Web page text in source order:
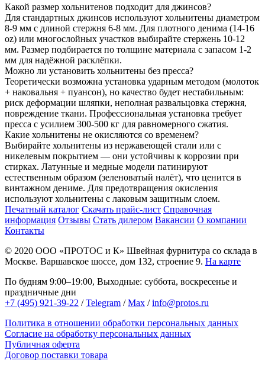
Какой размер хольнитенов подходит для джинсов?
Для стандартных джинсов используют хольнитены диаметром
8-9 мм с длиной стержня 6-8 мм. Для плотного денима (14-16
oz) или многослойных участков выбирайте стержень 10-12
мм. Размер подбирается по толщине материала с запасом 1-2
мм для надёжной расклёпки.
Можно ли установить хольнитены без пресса?
Теоретически возможна установка ударным методом (молоток
+ наковальня + пуансон), но качество будет нестабильным:
риск деформации шляпки, неполная развальцовка стержня,
повреждение ткани. Профессиональная установка требует
пресса с усилием 300-500 кг для равномерного сжатия.
Какие хольнитены не окисляются со временем?
Выбирайте хольнитены из нержавеющей стали или с
никелевым покрытием — они устойчивы к коррозии при
стирках. Латунные и медные модели патинируют
естественным образом (зеленоватый налёт), что ценится в
винтажном дениме. Для предотвращения окисления
используют хольнитены с лаковым защитным слоем.
Печатный каталог Скачать прайс-лист Справочная
информация Отзывы Стать дилером Вакансии О компании
Контакты
© 2020 ООО «ПРОТОС и К» Швейная фурнитура со склада в
Москве. Варшавское шоссе, дом 132, строение 9. На карте
По будням 9:00–19:00, Выходные: суббота, воскресенье и
праздничные дни
+7 (495) 921-39-22 /Telegram /Max /info@protos.ru
Политика в отношении обработки персональных данных
Согласие на обработку персональных данных
Публичная оферта
Договор поставки товара